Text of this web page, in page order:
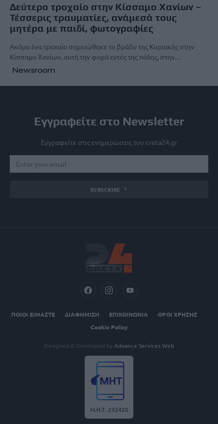
Δεύτερο τροχαίο στην Κίσσαμο Χανίων –
Τέσσερις τραυματίες, ανάμεσά τους
μητέρα με παιδί, φωτογραφίες
Ακόμα ένα τροχαίο σημειώθηκε το βράδυ της Κυριακής στην
Κίσσαμο Χανίων, αυτή την φορά εντός της πόλης, στην…
Newsroom
Εγγραφείτε στο Newsletter
Εγγραφείτε στις ενημερώσεις του creta24.gr
SUBSCRIBE
ΠΟΙΟΙ ΕΙΜΑΣΤΕ ΔΙΑΦΗΜΙΣΗ ΕΠΙΚΟΙΝΩΝΙΑ
ΟΡΟΙ ΧΡΗΣΗΣ
Cookie Policy
Designed & Developed by Advance Services Web
Μ.Η.Τ. 232420